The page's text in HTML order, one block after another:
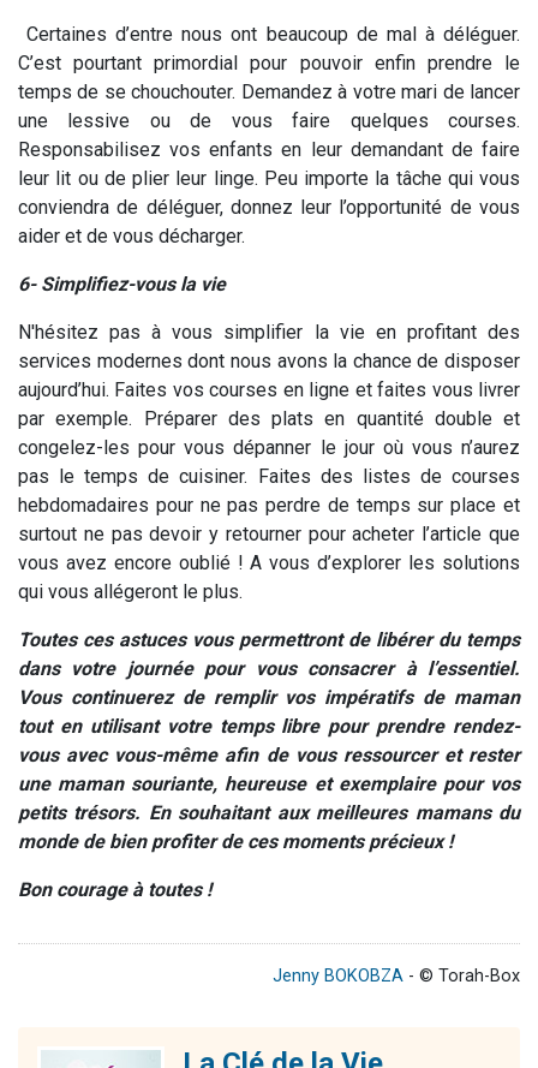
Certaines d’entre nous ont beaucoup de mal à déléguer.
C’est pourtant primordial pour pouvoir enfin prendre le
temps de se chouchouter. Demandez à votre mari de lancer
une lessive ou de vous faire quelques courses.
Responsabilisez vos enfants en leur demandant de faire
leur lit ou de plier leur linge. Peu importe la tâche qui vous
conviendra de déléguer, donnez leur l’opportunité de vous
aider et de vous décharger.
6- Simplifiez-vous la vie
N'hésitez pas à vous simplifier la vie en profitant des
services modernes dont nous avons la chance de disposer
aujourd’hui. Faites vos courses en ligne et faites vous livrer
par exemple. Préparer des plats en quantité double et
congelez-les pour vous dépanner le jour où vous n’aurez
pas le temps de cuisiner. Faites des listes de courses
hebdomadaires pour ne pas perdre de temps sur place et
surtout ne pas devoir y retourner pour acheter l’article que
vous avez encore oublié ! A vous d’explorer les solutions
qui vous allégeront le plus.
Toutes ces astuces vous permettront de libérer du temps
dans votre journée pour vous consacrer à l’essentiel.
Vous continuerez de remplir vos impératifs de maman
tout en utilisant votre temps libre pour prendre rendez-
vous avec vous-même afin de vous ressourcer et rester
une maman souriante, heureuse et exemplaire pour vos
petits trésors. En souhaitant aux meilleures mamans du
monde de bien profiter de ces moments précieux !
Bon courage à toutes !
Jenny BOKOBZA - © Torah-Box